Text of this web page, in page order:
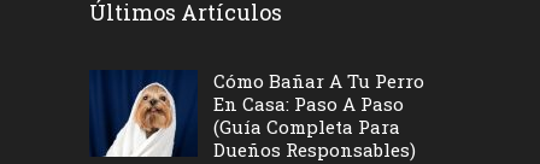
Últimos Artículos
Cómo Bañar A Tu Perro
En Casa: Paso A Paso
(Guía Completa Para
Dueños Responsables)